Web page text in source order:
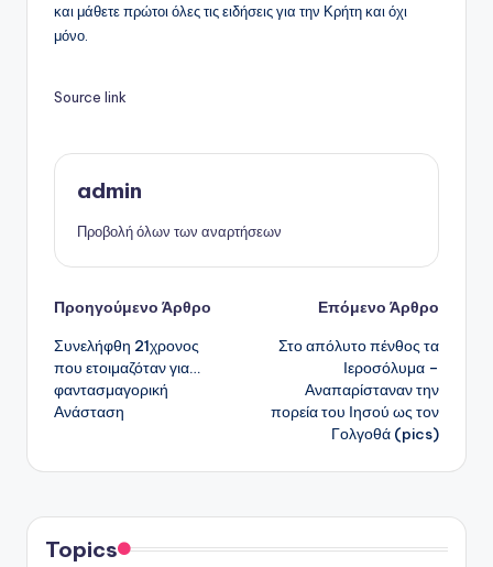
και μάθετε πρώτοι όλες τις ειδήσεις για την Κρήτη και όχι
μόνο.
Source link
admin
Προβολή όλων των αναρτήσεων
Πλοήγηση
δημοσιεύσεων
Προηγούμενο Άρθρο
Συνελήφθη 21χρονος
που ετοιμαζόταν για…
φαντασμαγορική
Ανάσταση
Επόμενο Άρθρο
Στο απόλυτο πένθος τα
Ιεροσόλυμα –
Αναπαρίσταναν την
πορεία του Ιησού ως τον
Γολγοθά (pics)
Topics